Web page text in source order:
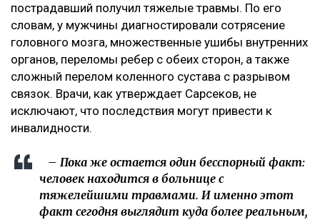
пострадавший получил тяжелые травмы. По его
словам, у мужчины диагностировали сотрясение
головного мозга, множественные ушибы внутренних
органов, переломы ребер с обеих сторон, а также
сложный перелом коленного сустава с разрывом
связок. Врачи, как утверждает Сарсеков, не
исключают, что последствия могут привести к
инвалидности.
– Пока же остается один бесспорный факт:
человек находится в больнице с
тяжелейшими травмами. И именно этот
факт сегодня выглядит куда более реальным,